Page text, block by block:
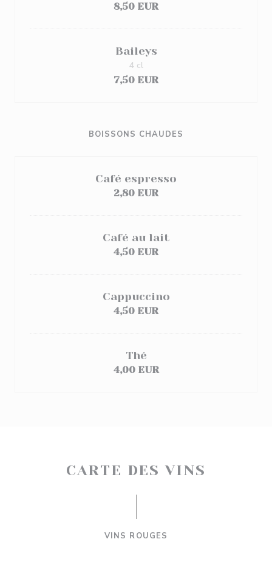
8,50 EUR
Baileys
7,50 EUR
4 cl
BOISSONS CHAUDES
Café espresso
2,80 EUR
Café au lait
4,50 EUR
Cappuccino
4,50 EUR
Thé
4,00 EUR
CARTE DES VINS
VINS ROUGES